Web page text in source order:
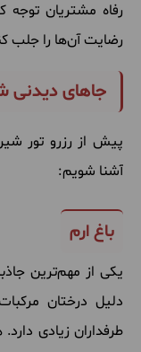
رفاه مشتریان توجه
رضایت آن‌ها را جلب
جاهای دیدنی
پیش از رزرو تور
آشنا شویم:
باغ ارم
یکی از مهم‌ترین
دلیل درختان
طرفداران زیادی